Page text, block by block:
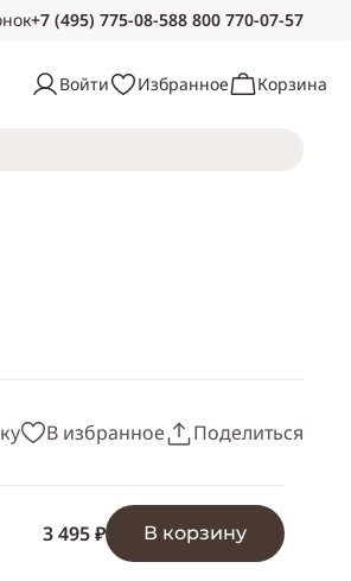
+7 (495) 775-08-588 800 770-07-57
с нами
ваши вопросы
Войти Избранное Корзина
В избранное Поделиться
Скопировать
ссылку
3 495 ₽ В корзину